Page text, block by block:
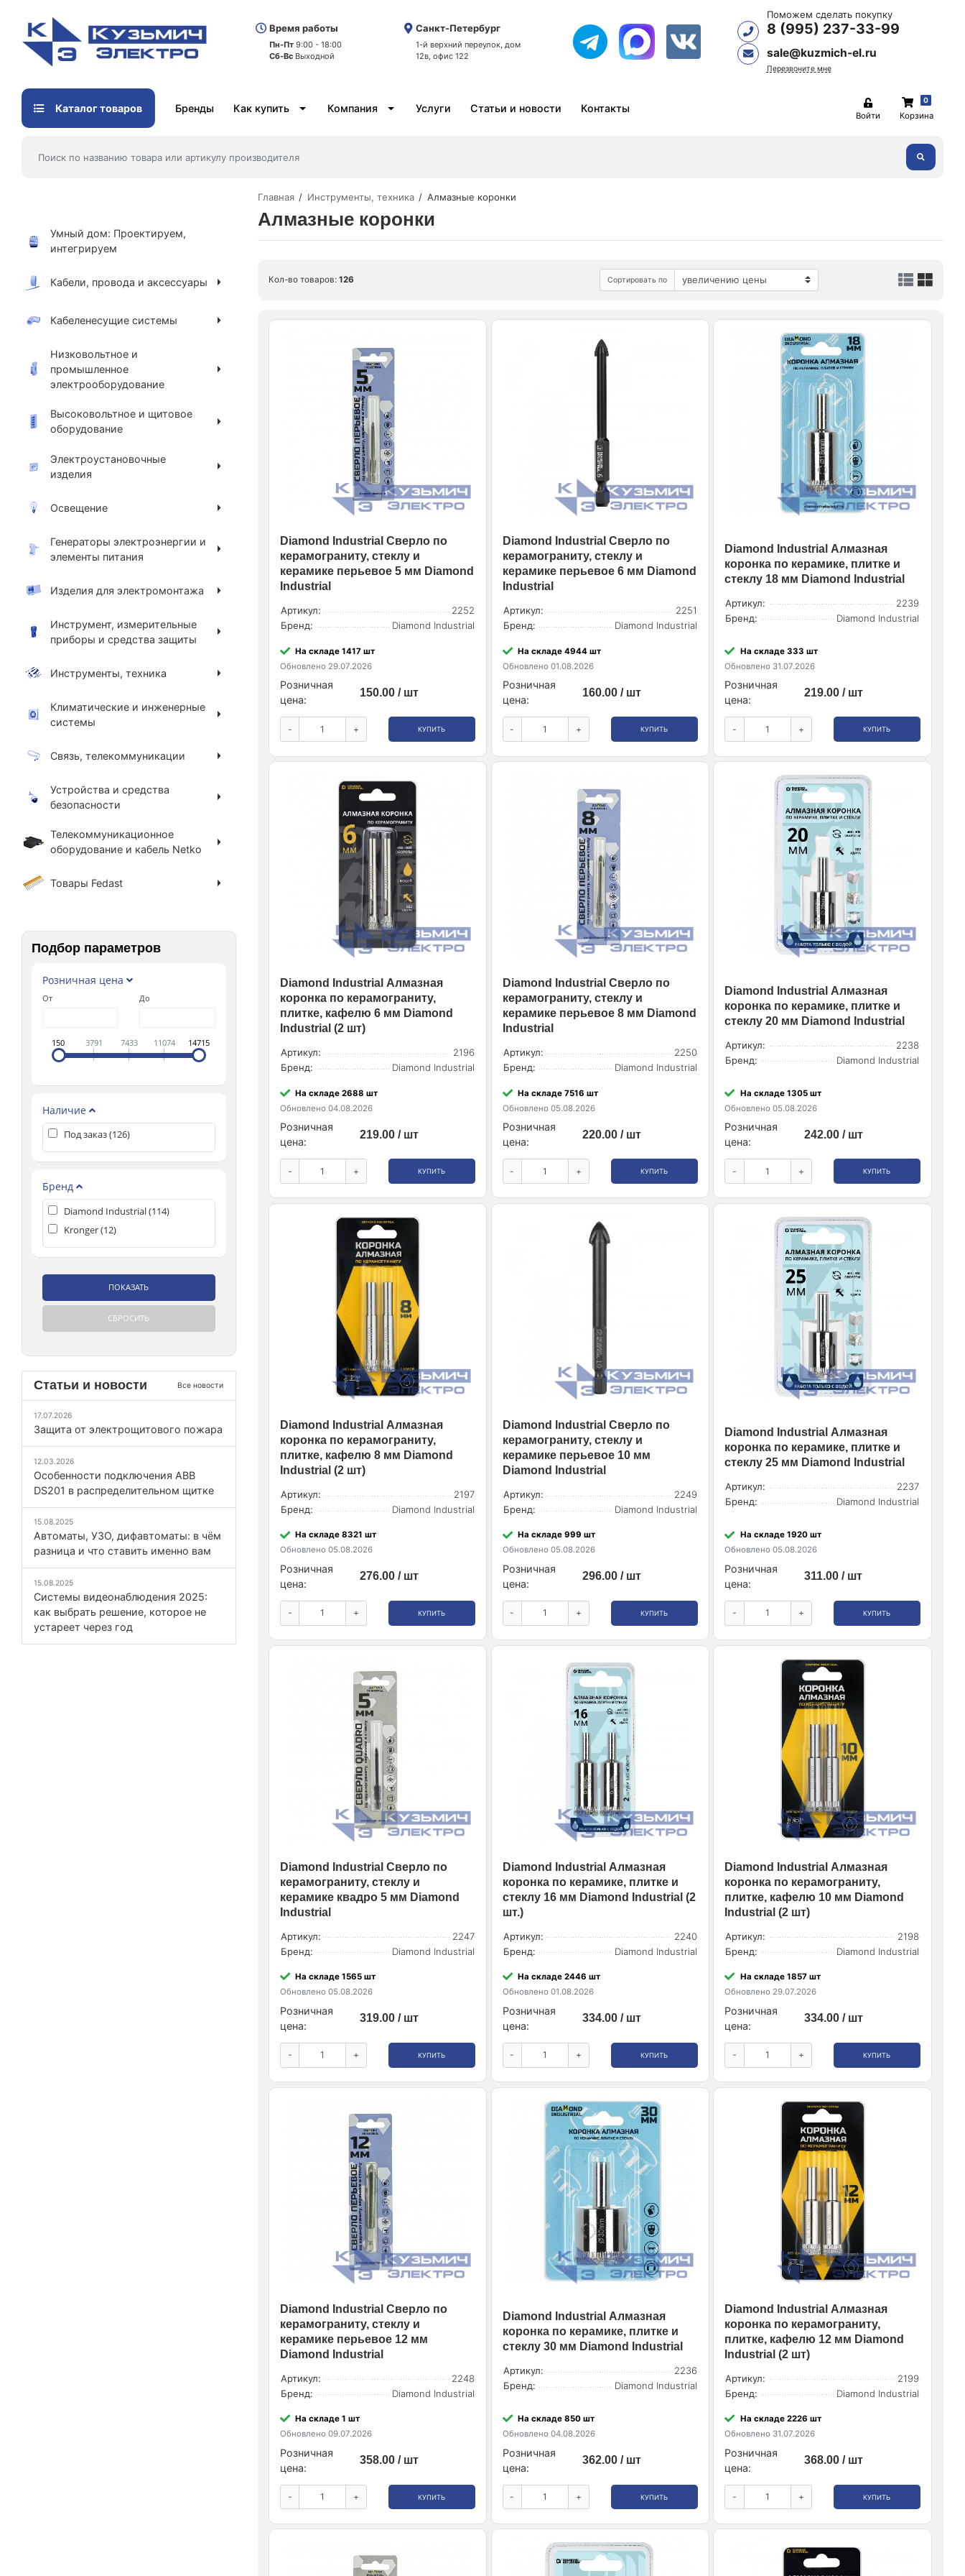
Время работы
Пн-Пт 9:00 - 18:00
Сб-Вс Выходной
Санкт-Петербург
1-й верхний переулок, дом
12в, офис 122
Поможем сделать покупку
8 (995) 237-33-99
sale@kuzmich-el.ru
Перезвоните мне
Каталог товаров Бренды Как купить Компания Услуги Статьи и новости Контакты
Войти
0
Корзина
Главная Инструменты, техника Алмазные коронки
Алмазные коронки
Кол-во товаров: 126 Сортировать по
Diamond Industrial Сверло по
керамограниту, стеклу и
керамике перьевое 5 мм Diamond
Industrial
Артикул:
2252
Бренд:
Diamond Industrial
На складе 1417 шт
Обновлено 29.07.2026
Розничная
цена:
150.00 / шт
- + КУПИТЬ
Diamond Industrial Сверло по
керамограниту, стеклу и
керамике перьевое 6 мм Diamond
Industrial
Артикул:
2251
Бренд:
Diamond Industrial
На складе 4944 шт
Обновлено 01.08.2026
Розничная
цена:
160.00 / шт
- + КУПИТЬ
Diamond Industrial Алмазная
коронка по керамике, плитке и
стеклу 18 мм Diamond Industrial
Артикул:
2239
Бренд:
Diamond Industrial
На складе 333 шт
Обновлено 31.07.2026
Розничная
цена:
219.00 / шт
- + КУПИТЬ
Diamond Industrial Алмазная
коронка по керамограниту,
плитке, кафелю 6 мм Diamond
Industrial (2 шт)
Артикул:
2196
Бренд:
Diamond Industrial
На складе 2688 шт
Обновлено 04.08.2026
Розничная
цена:
219.00 / шт
- + КУПИТЬ
Diamond Industrial Сверло по
керамограниту, стеклу и
керамике перьевое 8 мм Diamond
Industrial
Артикул:
2250
Бренд:
Diamond Industrial
На складе 7516 шт
Обновлено 05.08.2026
Розничная
цена:
220.00 / шт
- + КУПИТЬ
Diamond Industrial Алмазная
коронка по керамике, плитке и
стеклу 20 мм Diamond Industrial
Артикул:
2238
Бренд:
Diamond Industrial
На складе 1305 шт
Обновлено 05.08.2026
Розничная
цена:
242.00 / шт
- + КУПИТЬ
Diamond Industrial Алмазная
коронка по керамограниту,
плитке, кафелю 8 мм Diamond
Industrial (2 шт)
Артикул:
2197
Бренд:
Diamond Industrial
На складе 8321 шт
Обновлено 05.08.2026
Розничная
цена:
276.00 / шт
- + КУПИТЬ
Diamond Industrial Сверло по
керамограниту, стеклу и
керамике перьевое 10 мм
Diamond Industrial
Артикул:
2249
Бренд:
Diamond Industrial
На складе 999 шт
Обновлено 05.08.2026
Розничная
цена:
296.00 / шт
- + КУПИТЬ
Diamond Industrial Алмазная
коронка по керамике, плитке и
стеклу 25 мм Diamond Industrial
Артикул:
2237
Бренд:
Diamond Industrial
На складе 1920 шт
Обновлено 05.08.2026
Розничная
цена:
311.00 / шт
- + КУПИТЬ
Diamond Industrial Сверло по
керамограниту, стеклу и
керамике квадро 5 мм Diamond
Industrial
Артикул:
2247
Бренд:
Diamond Industrial
На складе 1565 шт
Обновлено 05.08.2026
Розничная
цена:
319.00 / шт
- + КУПИТЬ
Diamond Industrial Алмазная
коронка по керамике, плитке и
стеклу 16 мм Diamond Industrial (2
шт.)
Артикул:
2240
Бренд:
Diamond Industrial
На складе 2446 шт
Обновлено 01.08.2026
Розничная
цена:
334.00 / шт
- + КУПИТЬ
Diamond Industrial Алмазная
коронка по керамограниту,
плитке, кафелю 10 мм Diamond
Industrial (2 шт)
Артикул:
2198
Бренд:
Diamond Industrial
На складе 1857 шт
Обновлено 29.07.2026
Розничная
цена:
334.00 / шт
- + КУПИТЬ
Diamond Industrial Сверло по
керамограниту, стеклу и
керамике перьевое 12 мм
Diamond Industrial
Артикул:
2248
Бренд:
Diamond Industrial
На складе 1 шт
Обновлено 09.07.2026
Розничная
цена:
358.00 / шт
- + КУПИТЬ
Diamond Industrial Алмазная
коронка по керамике, плитке и
стеклу 30 мм Diamond Industrial
Артикул:
2236
Бренд:
Diamond Industrial
На складе 850 шт
Обновлено 04.08.2026
Розничная
цена:
362.00 / шт
- + КУПИТЬ
Diamond Industrial Алмазная
коронка по керамограниту,
плитке, кафелю 12 мм Diamond
Industrial (2 шт)
Артикул:
2199
Бренд:
Diamond Industrial
На складе 2226 шт
Обновлено 31.07.2026
Розничная
цена:
368.00 / шт
- + КУПИТЬ
Умный дом: Проектируем,
интегрируем
Кабели, провода и аксессуары
Кабеленесущие системы
Низковольтное и
промышленное
электрооборудование
Высоковольтное и щитовое
оборудование
Электроустановочные
изделия
Освещение
Генераторы электроэнергии и
элементы питания
Изделия для электромонтажа
Инструмент, измерительные
приборы и средства защиты
Инструменты, техника
Климатические и инженерные
системы
Связь, телекоммуникации
Устройства и средства
безопасности
Телекоммуникационное
оборудование и кабель Netko
Товары Fedast
Подбор параметров
Розничная цена
От До
150 3791 7433 11074 14715
Наличие
Под заказ (126)
Бренд
Diamond Industrial (114)
Kronger (12)
Статьи и новости Все новости
17.07.2026
Защита от электрощитового пожара
12.03.2026
Особенности подключения ABB
DS201 в распределительном щитке
15.08.2025
Автоматы, УЗО, дифавтоматы: в чём
разница и что ставить именно вам
15.08.2025
Системы видеонаблюдения 2025:
как выбрать решение, которое не
устареет через год